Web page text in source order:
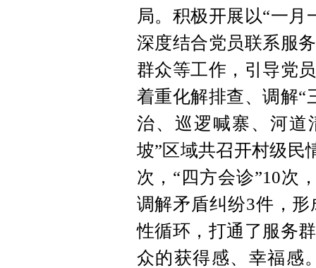
局。积极开展以“一月
深度结合党员联系服
群众等工作，引导党
着重化解排查、调解“
治、巡逻喊寨、河道
坡”区域共召开村级民
次，“四方会诊”10次
调解矛盾纠纷3件，
性循环，打通了服务
众的获得感、幸福感